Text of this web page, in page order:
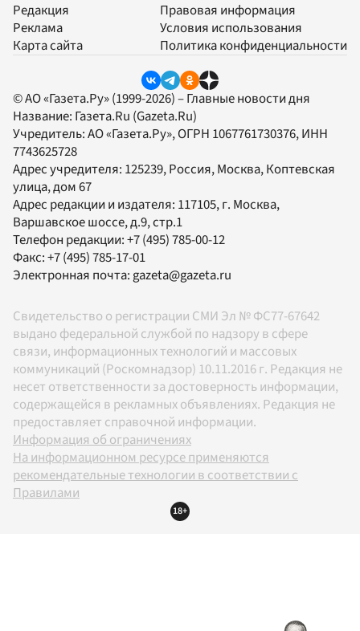
Редакция
Реклама
Карта сайта
Правовая информация
Условия использования
Политика конфиденциальности
© АО «Газета.Ру» (1999-2026) – Главные новости дня
Название: Газета.Ru (Gazeta.Ru)
Учредитель:АО «Газета.Ру», ОГРН 1067761730376, ИНН
7743625728
Адрес учредителя: 125239, Россия, Москва, Коптевская
улица, дом 67
Адрес редакции и издателя: 117105, г. Москва,
Варшавское шоссе, д.9, стр.1
Телефон редакции:+7 (495) 785-00-12
Факс:+7 (495) 785-17-01
Электронная почта:gazeta@gazeta.ru
Свидетельство о регистрации СМИ Эл № ФС77-67642
выдано федеральной службой по надзору в сфере
связи, информационных технологий и массовых
коммуникаций (Роскомнадзор) 10.11.2016 г. Редакция не
несет ответственности за достоверность информации,
содержащейся в рекламных объявлениях. Редакция не
предоставляет справочной информации.
Информация об ограничениях
На информационном ресурсе применяются
рекомендательные технологии в соответствии с
Правилами
18+